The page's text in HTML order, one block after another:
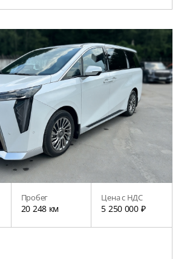
Пробег
20 248 км
Цена с НДС
5 250 000 ₽